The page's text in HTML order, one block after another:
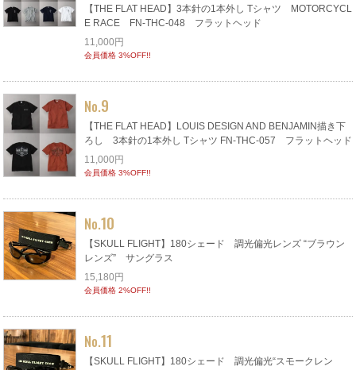
【THE FLAT HEAD】3本針の1本外し Tシャツ MOTORCYCL
E RACE FN-THC-048 フラットヘッド
11,000円
会員価格 3%OFF!!
No.9
【THE FLAT HEAD】LOUIS DESIGN AND BENJAMIN描き下
ろし 3本針の1本外し Tシャツ FN-THC-057 フラットヘッド
11,000円
会員価格 3%OFF!!
No.10
【SKULL FLIGHT】180シェード 調光偏光レンズ “ブラウン
レンズ” サングラス
15,180円
会員価格 2%OFF!!
No.11
【SKULL FLIGHT】180シェード 調光偏光“スモークレン